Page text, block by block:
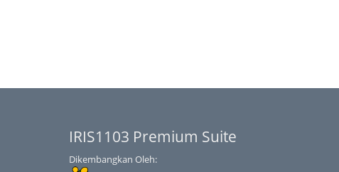
IRIS1103 Premium Suite
Dikembangkan Oleh: